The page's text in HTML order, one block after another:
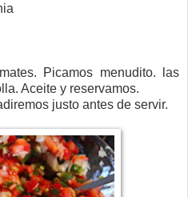
Picamos menudito. las
Aceite y reservamos.
justo antes de servir.